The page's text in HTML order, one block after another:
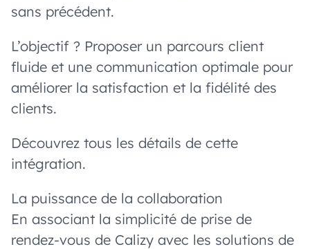
sans précédent.
L’objectif ? Proposer un parcours client
fluide et une communication optimale pour
améliorer la satisfaction et la fidélité des
clients.
Découvrez tous les détails de cette
intégration.
La puissance de la collaboration
En associant la simplicité de prise de
rendez-vous de Calizy avec les solutions de